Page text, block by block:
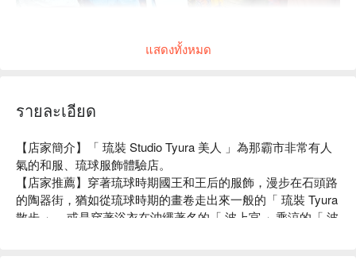
こんなに可愛い人形が店内に😂💖
お着物を選んだらお好きな髪飾りをを選んで👍
แสดงทั้งหมด
รายละเอียด
【店家簡介】「 琉裝 Studio Tyura 美人 」為那霸市非常有人
氣的和服、琉球服飾體驗店。
【店家推薦】穿著琉球時期國王和王后的服飾，漫步在石頭路
的陶器街，猶如從琉球時期的畫卷走出來一般的「 琉裝 Tyura
散步 」，或是穿著浴衣在沖繩著名的「 波上宮 」乘涼的「 波